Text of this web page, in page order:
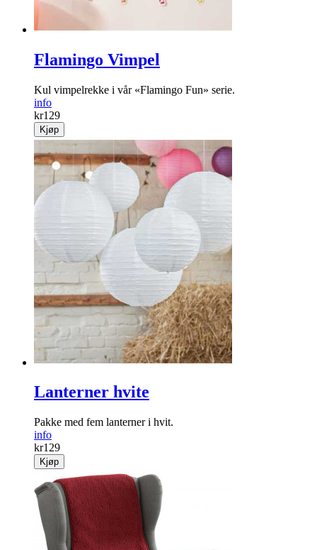
Flamingo Vimpel
Kul vimpelrekke i vår «Flamingo Fun» serie.
info
kr129
Kjøp
Lanterner hvite
Pakke med fem lanterner i hvit.
info
kr129
Kjøp